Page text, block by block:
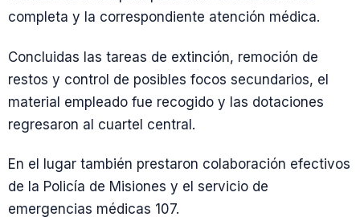
completa y la correspondiente atención médica.
Concluidas las tareas de extinción, remoción de
restos y control de posibles focos secundarios, el
material empleado fue recogido y las dotaciones
regresaron al cuartel central.
En el lugar también prestaron colaboración efectivos
de la Policía de Misiones y el servicio de
emergencias médicas 107.